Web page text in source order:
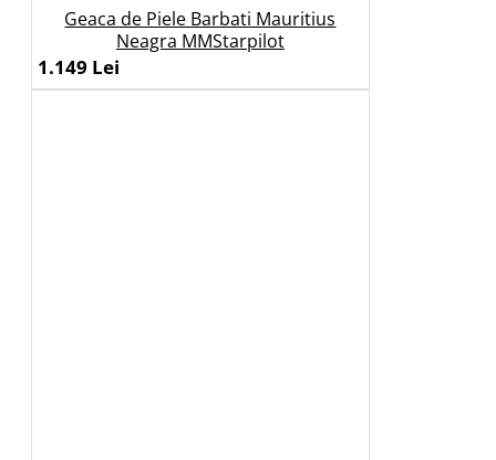
Geaca de Piele Barbati Mauritius
Neagra MMStarpilot
1.149 Lei